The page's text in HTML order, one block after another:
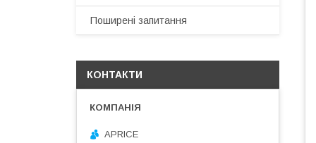
Поширені запитання
КОНТАКТИ
APRICE